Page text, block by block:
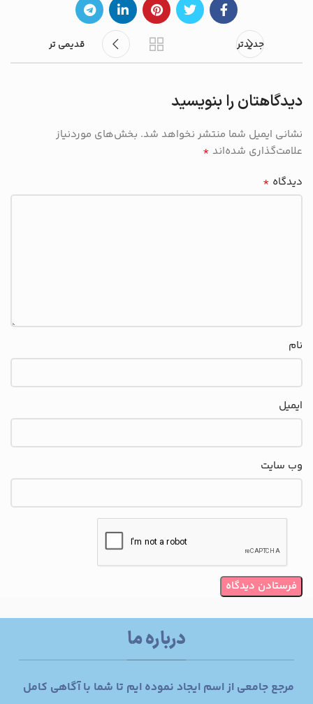
جدیدتر قدیمی تر
دیدگاهتان را بنویسید
نشانی ایمیل شما منتشر نخواهد شد. بخش‌های موردنیاز
علامت‌گذاری شده‌اند *
دیدگاه *
نام
ایمیل
وب‌ سایت
درباره ما
مرجع جامعی از اسم ایجاد نموده ایم تا شما با آگاهی کامل